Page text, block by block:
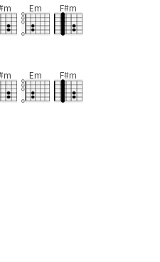
Em F#m
Em F#m